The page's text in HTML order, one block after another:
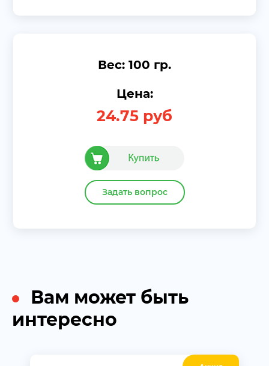
Вес: 100 гр.
Цена:
24.75 руб
Задать вопрос
Вам может быть
интересно